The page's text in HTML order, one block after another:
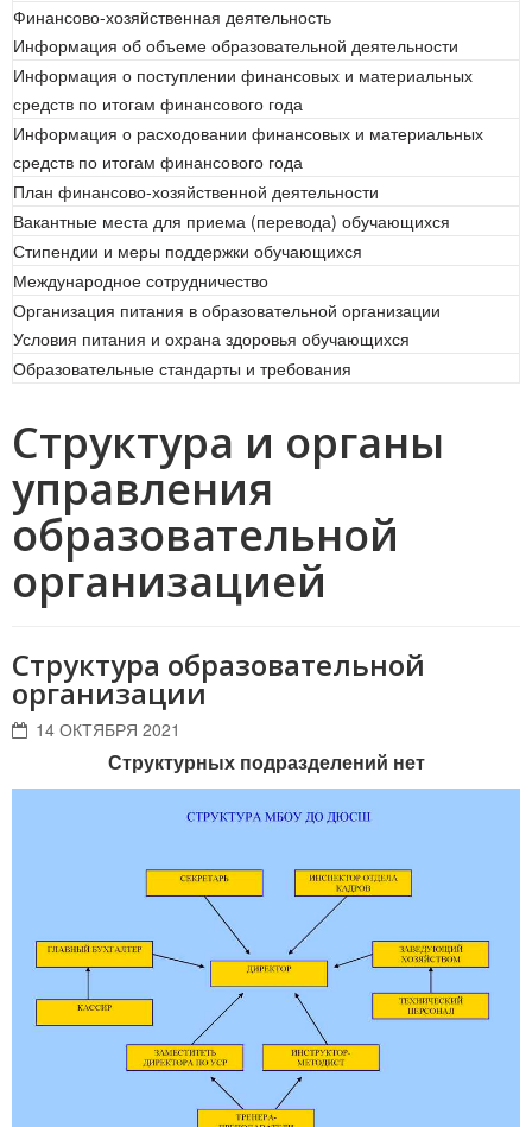
Финансово-хозяйственная деятельность
Информация об объеме образовательной деятельности
Информация о поступлении финансовых и материальных
средств по итогам финансового года
Информация о расходовании финансовых и материальных
средств по итогам финансового года
План финансово-хозяйственной деятельности
Вакантные места для приема (перевода) обучающихся
Стипендии и меры поддержки обучающихся
Международное сотрудничество
Организация питания в образовательной организации
Условия питания и охрана здоровья обучающихся
Образовательные стандарты и требования
Структура и органы
управления
образовательной
организацией
Структура образовательной
организации
14 ОКТЯБРЯ 2021
Структурных подразделений нет